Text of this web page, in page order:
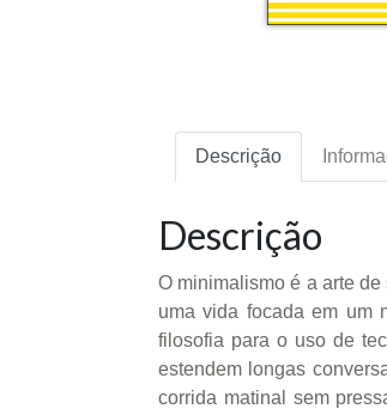
Descrição
Descrição
O minimalismo é a arte
uma vida focada em um
filosofia para o uso de
estendem longas
corrida matinal sem